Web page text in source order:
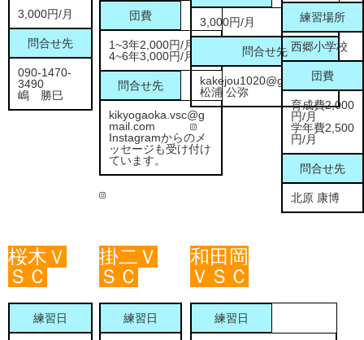
3,000円/月
問合せ先
090-1470-
3490
嶋 勝巳
団費
1~3年2,000円/月
4~6年3,000円/月
問合せ先
kikyogaoka.vsc@g
mail.com
Instagramからのメ
ッセージも受け付け
ています。
3,000円/月
問合せ先
kakejou1020@gmail.com
松浦 公弥
練習場所
西郷小学校
団費
育成費2,000
円/月
学年費2,500
円/月
問合せ先
北原 康博
桜木Ｖ
ＳＣ
練習日
掛二Ｖ
ＳＣ
練習日
和田岡
ＶＳＣ
練習日